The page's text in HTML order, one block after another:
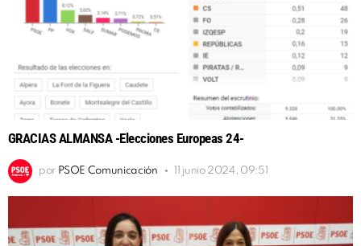
GRACIAS ALMANSA -Elecciones Europeas 24-
por PSOE Comunicación 11 junio 2024, 09:51